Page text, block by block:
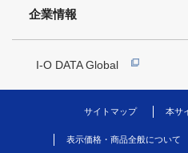
企業情報
I-O DATA Global
サイトマップ 本サ
表示価格・商品全般について